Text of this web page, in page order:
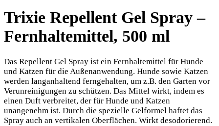
Trixie Repellent Gel Spray –
Fernhaltemittel, 500 ml
Das Repellent Gel Spray ist ein Fernhaltemittel für Hunde
und Katzen für die Außenanwendung. Hunde sowie Katzen
werden langanhaltend ferngehalten, um z.B. den Garten vor
Verunreinigungen zu schützen. Das Mittel wirkt, indem es
einen Duft verbreitet, der für Hunde und Katzen
unangenehm ist. Durch die spezielle Gelformel haftet das
Spray auch an vertikalen Oberflächen. Wirkt desodorierend.